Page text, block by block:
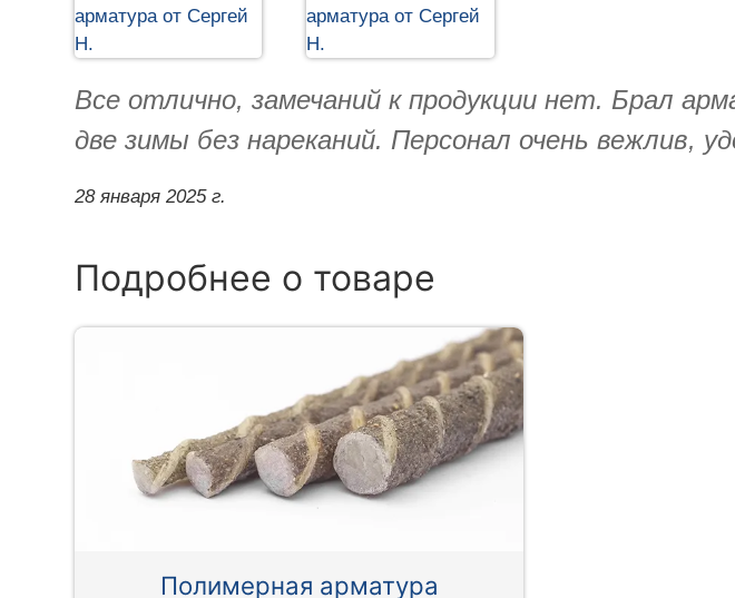
Все отлично, замечаний к продукции нет. Брал
две зимы без нареканий. Персонал очень вежлив,
28 января 2025 г.
Подробнее о товаре
Полимерная арматура